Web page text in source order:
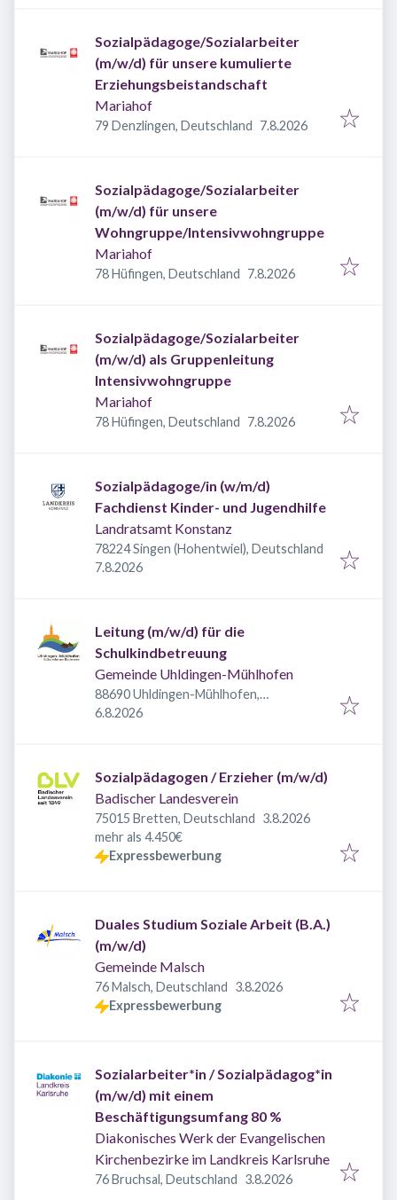
Sozialpädagoge/Sozialarbeiter
(m/w/d) für unsere kumulierte
Erziehungsbeistandschaft
Mariahof
79 Denzlingen, Deutschland Veröffentlicht :
7.8.2026
Sozialpädagoge/Sozialarbeiter
(m/w/d) für unsere
Wohngruppe/Intensivwohngruppe
Mariahof
78 Hüfingen, Deutschland Veröffentlicht
7.8.2026
Sozialpädagoge/Sozialarbeiter
(m/w/d) als Gruppenleitung
Intensivwohngruppe
Mariahof
78 Hüfingen, Deutschland Veröffentlicht
7.8.2026
Sozialpädagoge/in (w/m/d)
Fachdienst Kinder- und Jugendhilfe
Landratsamt Konstanz
78224 Singen (Hohentwiel), Deutschland
Veröffentlicht
7.8.2026
Leitung (m/w/d) für die
Schulkindbetreuung
Gemeinde Uhldingen-Mühlhofen
88690 Uhldingen-Mühlhofen,
Deutschland
Veröffentlicht
6.8.2026
Sozialpädagogen / Erzieher (m/w/d)
Badischer Landesverein
75015 Bretten, Deutschland Veröffentlicht
3.8.2026
mehr als 4.450€
Expressbewerbung
Duales Studium Soziale Arbeit (B.A.)
(m/w/d)
Gemeinde Malsch
76 Malsch, Deutschland Veröffentlicht
3.8.2026
Expressbewerbung
Sozialarbeiter*in / Sozialpädagog*in
(m/w/d) mit einem
Beschäftigungsumfang 80 %
Diakonisches Werk der Evangelischen
Kirchenbezirke im Landkreis Karlsruhe
76 Bruchsal, Deutschland Veröffentlicht
3.8.2026